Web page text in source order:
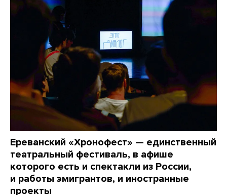
Ереванский «Хронофест» — единственный
театральный фестиваль, в афише
которого есть и спектакли из России,
и работы эмигрантов, и иностранные
проекты